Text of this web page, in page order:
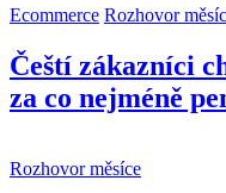
Ecommerce Rozhovor
Čeští zákazníci
za co nejméně
Rozhovor měsíce